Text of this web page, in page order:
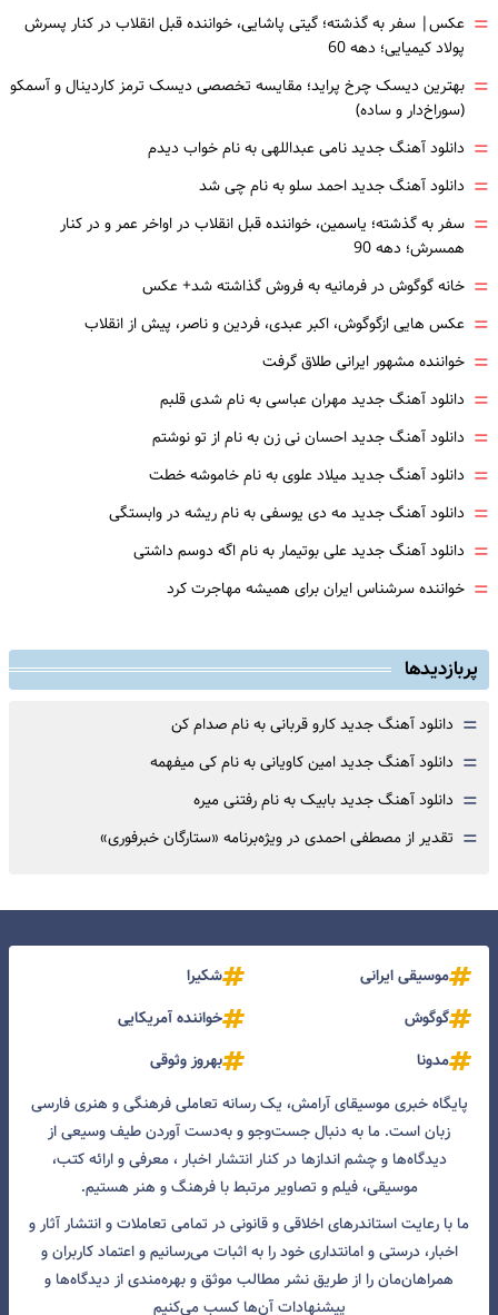
= عکس| سفر به گذشته؛ گیتی پاشایی، خواننده قبل انقلاب در کنار پسرش
پولاد کیمیایی؛ دهه 60
= بهترین دیسک چرخ پراید؛ مقایسه تخصصی دیسک ترمز کاردینال و آسمکو
(سوراخ‌دار و ساده)
= دانلود آهنگ جدید نامی عبداللهی به نام خواب دیدم
= دانلود آهنگ جدید احمد سلو به نام چی شد
= سفر به گذشته؛ یاسمین، خواننده قبل انقلاب در اواخر عمر و در کنار
همسرش؛ دهه 90
= خانه گوگوش در فرمانیه به فروش گذاشته شد+ عکس
= عکس هایی ازگوگوش، اکبر عبدی، فردین و ناصر، پیش از انقلاب
= خواننده مشهور ایرانی طلاق گرفت
= دانلود آهنگ جدید مهران عباسی به نام شدی قلبم
= دانلود آهنگ جدید احسان نی زن به نام از تو نوشتم
= دانلود آهنگ جدید میلاد علوی به نام خاموشه خطت
= دانلود آهنگ جدید مه دی یوسفی به نام ریشه در وابستگی
= دانلود آهنگ جدید علی بوتیمار به نام اگه دوسم داشتی
= خواننده سرشناس ایران برای همیشه مهاجرت کرد
پربازدیدها
= دانلود آهنگ جدید کارو قربانی به نام صدام کن
= دانلود آهنگ جدید امین کاویانی به نام کی میفهمه
= دانلود آهنگ جدید بابیک به نام رفتنی میره
= تقدیر از مصطفی احمدی در ویژه‌برنامه «ستارگان خبرفوری»
موسیقی ایرانی
شکیرا
گوگوش
خواننده آمریکایی
مدونا
بهروز وثوقی
پایگاه خبری موسیقای آرامش، یک رسانه تعاملی فرهنگی و هنری فارسی
زبان است. ما به دنبال جست‌و‌جو و به‌دست آوردن طیف وسیعی از
دیدگاه‌ها و چشم انداز‌ها در کنار انتشار اخبار ، معرفی و ارائه کتب،
موسیقی، فیلم و تصاویر مرتبط با فرهنگ و هنر هستیم.
ما با رعایت استاندرهای اخلاقی و قانونی در تمامی تعاملات و انتشار آثار و
اخبار، درستی و امانتداری خود را به اثبات می‌رسانیم و اعتماد کاربران و
همراهان‌مان را از طریق نشر مطالب موثق و بهره‌مندی از دیدگاه‌ها و
پیشنهادات آن‌ها کسب می‌کنیم